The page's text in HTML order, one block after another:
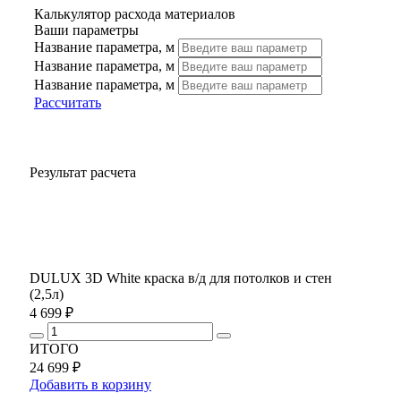
Калькулятор расхода материалов
Ваши параметры
Название параметра, м
Название параметра, м
Название параметра, м
Рассчитать
Результат расчета
DULUX 3D White краска в/д для потолков и стен
(2,5л)
4 699 ₽
ИТОГО
24 699 ₽
Добавить в корзину